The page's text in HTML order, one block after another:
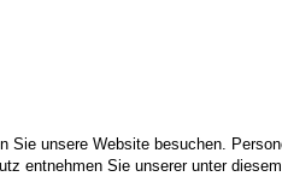
unsere Website besuchen.
entnehmen Sie unserer unter